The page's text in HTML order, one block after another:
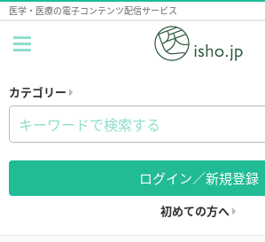
医学・医療の電子コンテンツ配信サービス
カテゴリー
ログイン／新規登録
初めての方へ